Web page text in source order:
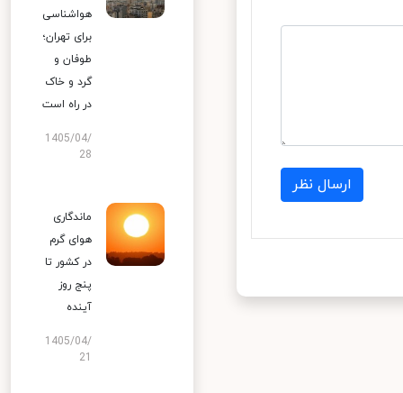
ارسال نظر
هواشناسی
برای تهران؛
طوفان و
گرد و خاک
در راه است
1405/04/
28
ماندگاری
هوای گرم
در کشور تا
پنج روز
آینده
1405/04/